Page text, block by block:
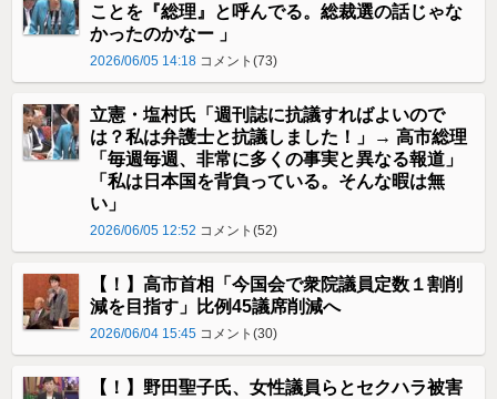
ことを『総理』と呼んでる。総裁選の話じゃな
かったのかなー 」
2026/06/05 14:18 コメント(73)
立憲・塩村氏「週刊誌に抗議すればよいので
は？私は弁護士と抗議しました！」→ 高市総理
「毎週毎週、非常に多くの事実と異なる報道」
「私は日本国を背負っている。そんな暇は無
い」
2026/06/05 12:52 コメント(52)
【！】高市首相「今国会で衆院議員定数１割削
減を目指す」比例45議席削減へ
2026/06/04 15:45 コメント(30)
【！】野田聖子氏、女性議員らとセクハラ被害